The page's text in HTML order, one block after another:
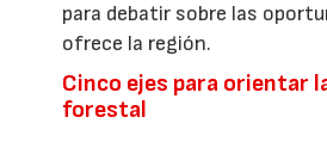
para debatir sobre las
ofrece la región.
Cinco ejes para orientar
forestal